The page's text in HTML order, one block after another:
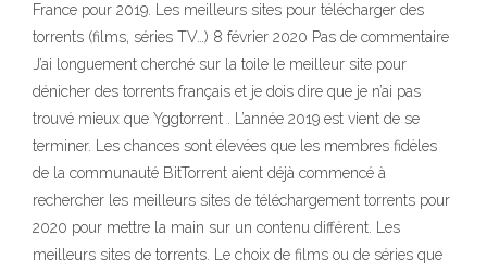
France pour 2019. Les meilleurs sites pour télécharger des
torrents (films, séries TV…) 8 février 2020 Pas de commentaire
J’ai longuement cherché sur la toile le meilleur site pour
dénicher des torrents français et je dois dire que je n’ai pas
trouvé mieux que Yggtorrent . L’année 2019 est vient de se
terminer. Les chances sont élevées que les membres fidèles
de la communauté BitTorrent aient déjà commencé à
rechercher les meilleurs sites de téléchargement torrents pour
2020 pour mettre la main sur un contenu différent. Les
meilleurs sites de torrents. Le choix de films ou de séries que